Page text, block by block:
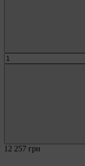
12 257 грн